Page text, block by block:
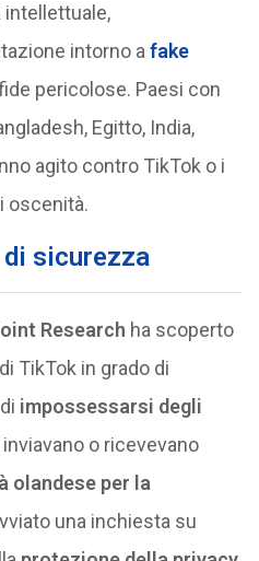
intellettuale,
intorno a fake
pericolose. Paesi con
Egitto, India,
agito contro TikTok o i
oscenità.
sicurezza
Research ha scoperto
TikTok in grado di
impossessarsi degli
o ricevevano
olandese per la
una inchiesta su